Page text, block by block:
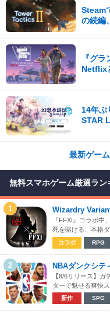
Steam
の続編
『グ
Netflix
14年ぶ
STAR
最新ゲー
無料スマホゲーム厳選ラン
1 Wizardry
『FFXI』コラボ中
死を賭ける、本格
コラボ RPG
2 NBAダンクシテ
【8/6リリース】
ターで魅せる爽快
新作 SPG